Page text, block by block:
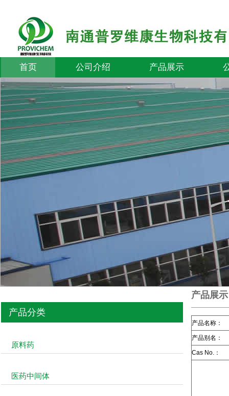
首页 公司介绍 产品展示
产品分类
原料药
医药中间体
产品展示
产品名称：
产品别名：
Cas No.：